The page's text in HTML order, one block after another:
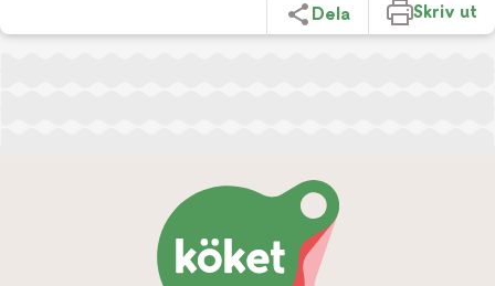
Dela Skriv ut